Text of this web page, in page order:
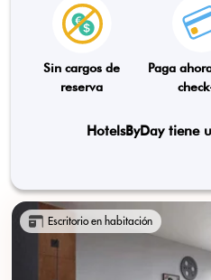
Sin cargos de
reserva
Paga
HotelsByDay tiene
Escritorio en habitación